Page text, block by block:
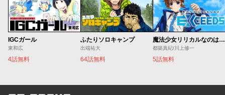
IGCガール
東和広
4話無料
ふたりソロキャンプ
出端祐大
64話無料
魔法少女リリカルなのは EXCEEDS
都築真紀/川上修一
5話無料